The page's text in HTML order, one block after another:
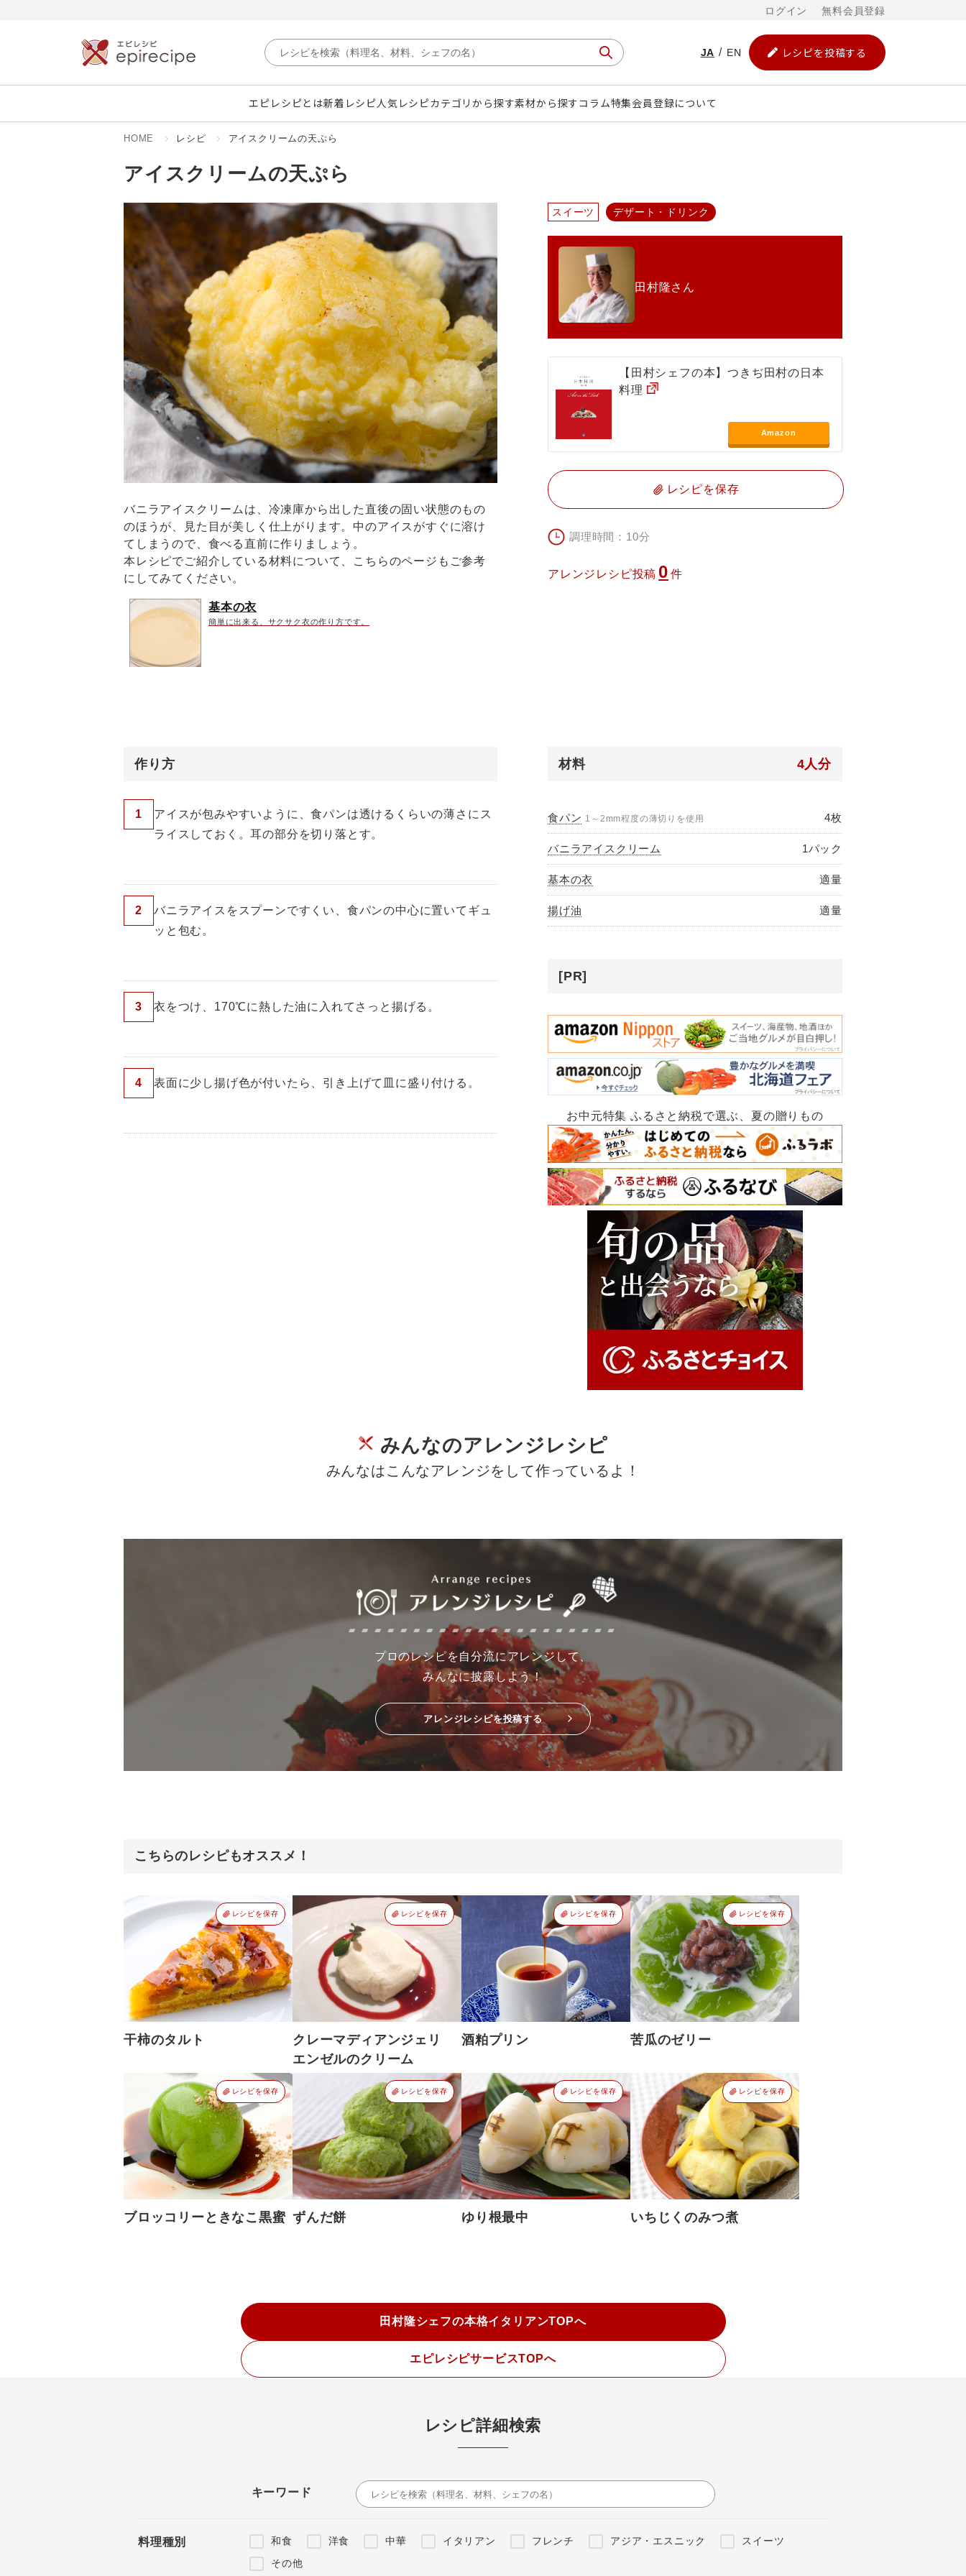
ログイン 無料会員登録
JA EN レシピを投稿する
エピレシピとは新着レシピ人気レシピカテゴリから探す素材から探すコラム特集会員登録について
HOME レシピ アイスクリームの天ぷら
アイスクリームの天ぷら
バニラアイスクリームは、冷凍庫から出した直後の固い状態のもの
のほうが、見た目が美しく仕上がります。中のアイスがすぐに溶け
てしまうので、食べる直前に作りましょう。
本レシピでご紹介している材料について、こちらのページもご参考
にしてみてください。
基本の衣
簡単に出来る、サクサク衣の作り方です。
スイーツ デザート・ドリンク
田村隆さん
【田村シェフの本】つきぢ田村の日本
料理
Amazon
レシピを保存
調理時間：10分
アレンジレシピ投稿 0 件
作り方
1
アイスが包みやすいように、食パンは透けるくらいの薄さにス
ライスしておく。耳の部分を切り落とす。
2
バニラアイスをスプーンですくい、食パンの中心に置いてギュ
ッと包む。
3 衣をつけ、170℃に熱した油に入れてさっと揚げる。
4 表面に少し揚げ色が付いたら、引き上げて皿に盛り付ける。
材料 4人分
食パン 1～2mm程度の薄切りを使用 4枚
バニラアイスクリーム 1パック
基本の衣 適量
揚げ油 適量
[PR]
お中元特集 ふるさと納税で選ぶ、夏の贈りもの
みんなのアレンジレシピ
みんなはこんなアレンジをして作っているよ！
プロのレシピを自分流にアレンジして、
みんなに披露しよう！
アレンジレシピを投稿する
こちらのレシピもオススメ！
レシピを保存
干柿のタルト
レシピを保存
クレーマディアンジェリ
エンゼルのクリーム
レシピを保存
酒粕プリン
レシピを保存
苦瓜のゼリー
レシピを保存
ブロッコリーときなこ黒蜜
レシピを保存
ずんだ餅
レシピを保存
ゆり根最中
レシピを保存
いちじくのみつ煮
田村隆シェフの本格イタリアンTOPへ
エピレシピサービスTOPへ
レシピ詳細検索
キーワード
料理種別 和食 洋食 中華 イタリアン フレンチ アジア・エスニック
スイーツ
その他